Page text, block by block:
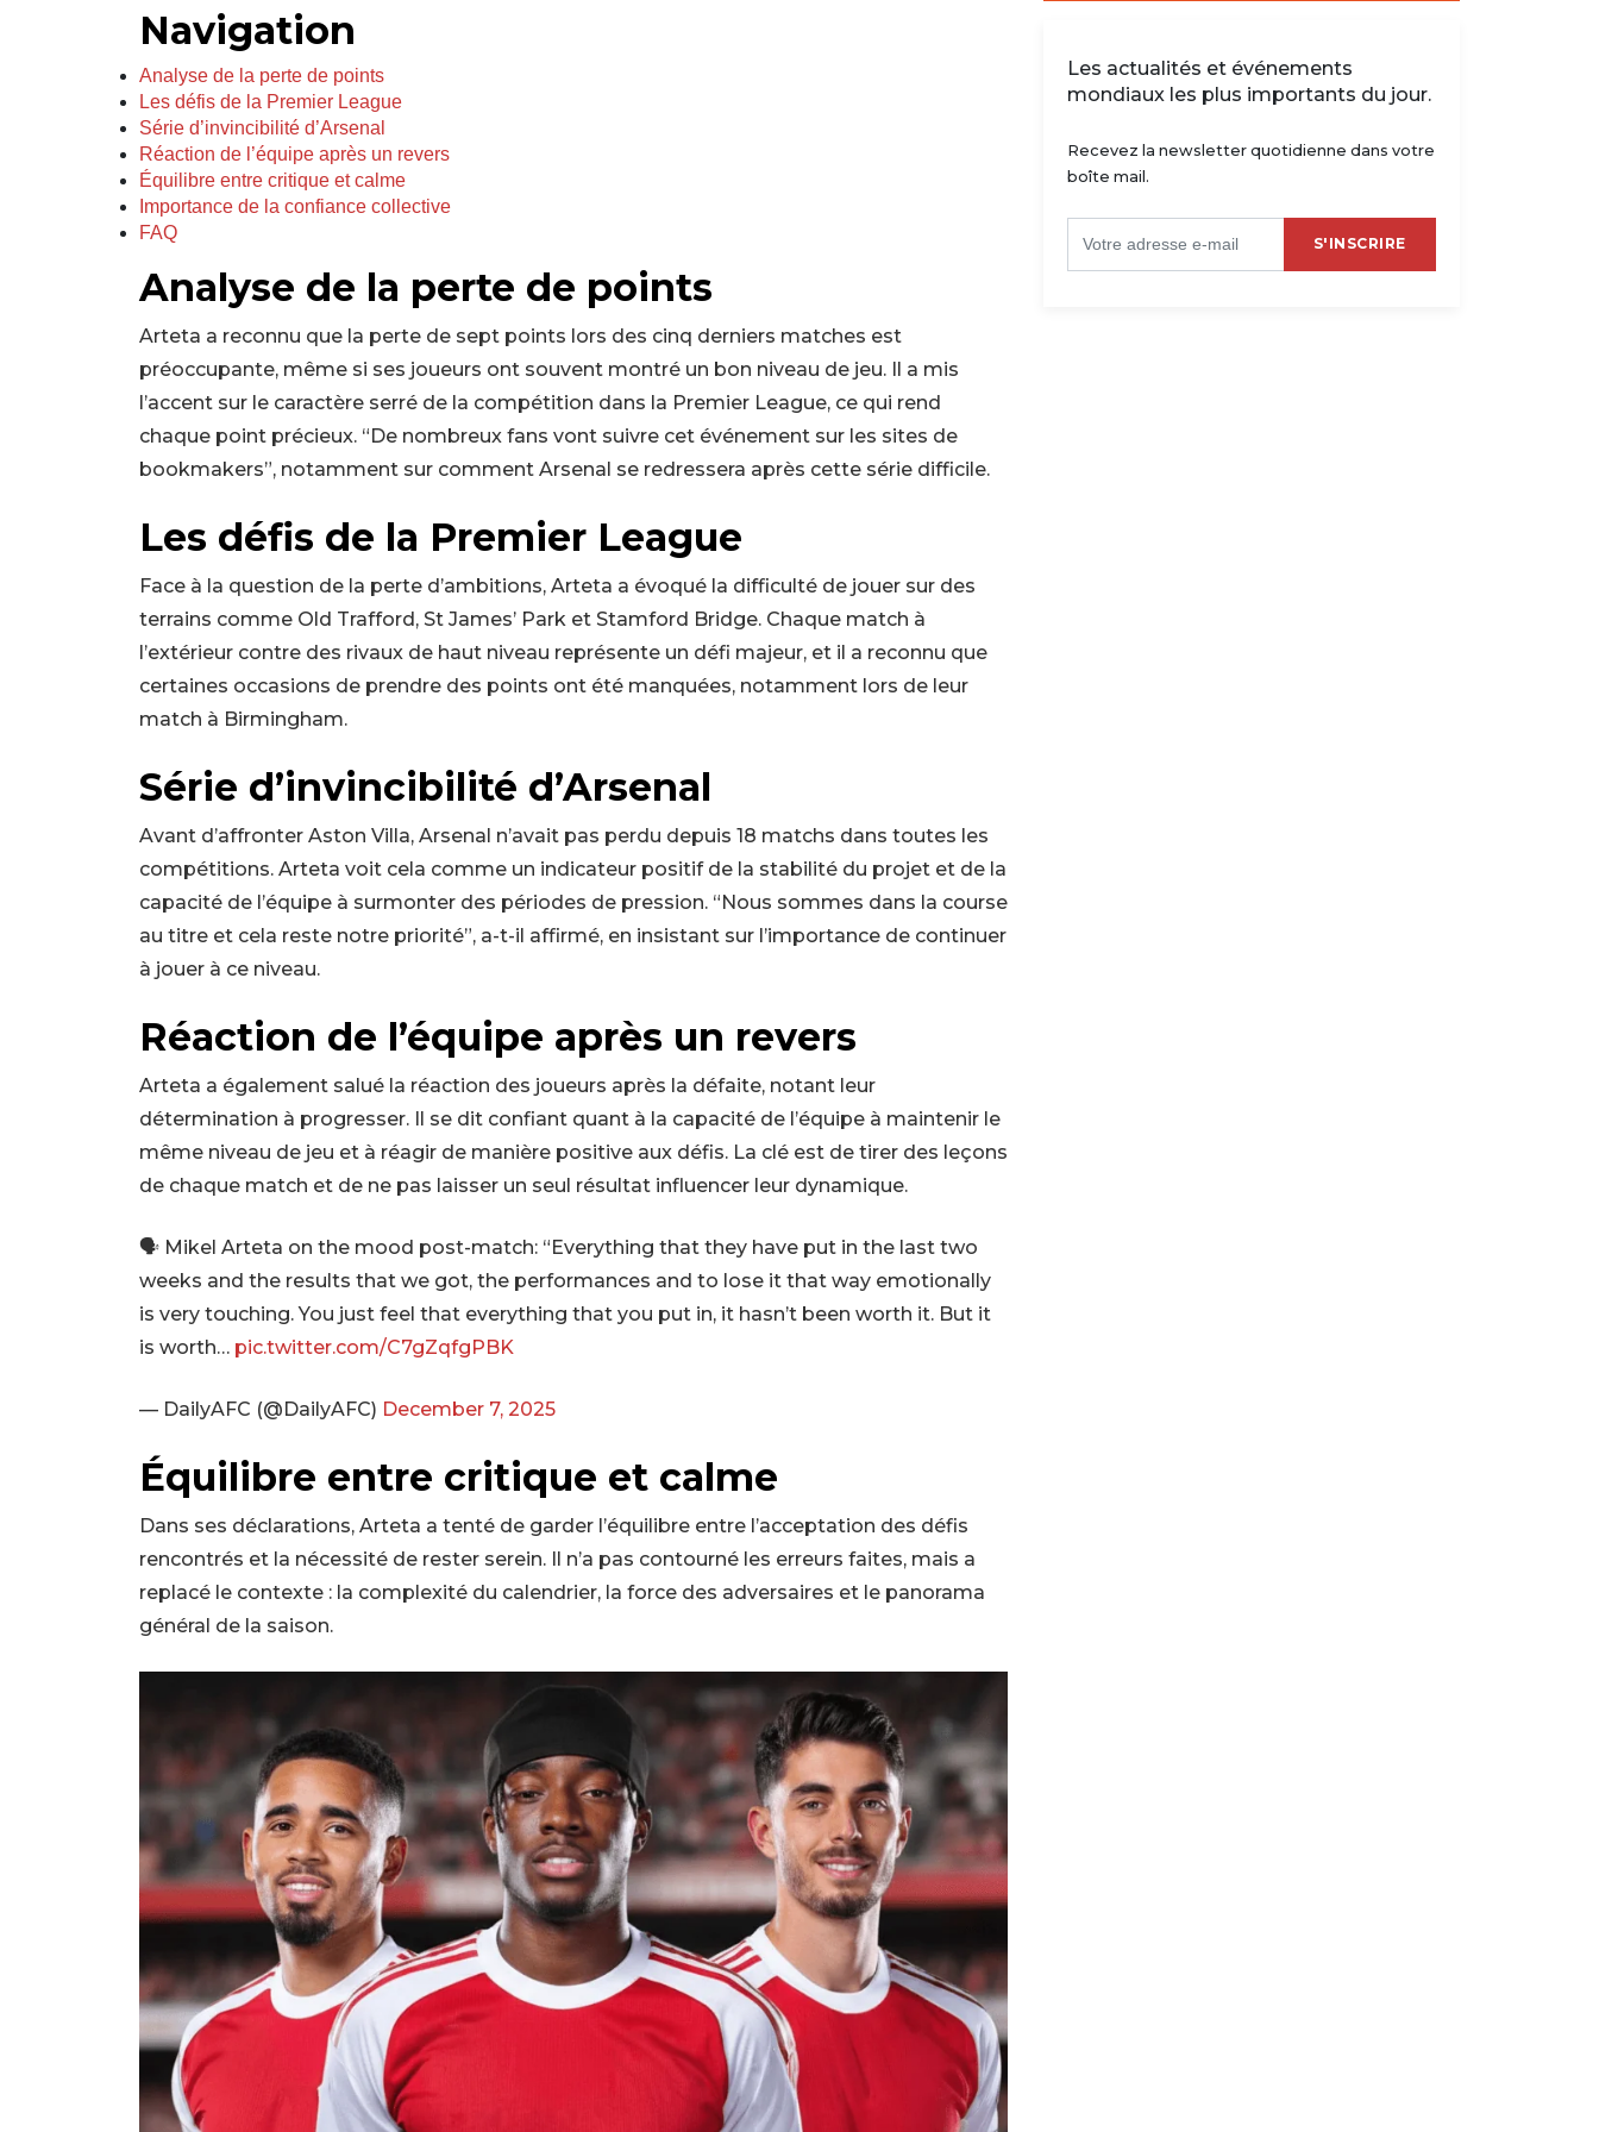
Navigation
Analyse de la perte de points
Les défis de la Premier League
Série d’invincibilité d’Arsenal
Réaction de l’équipe après un revers
Équilibre entre critique et calme
Importance de la confiance collective
FAQ
Analyse de la perte de points
Arteta a reconnu que la perte de sept points lors des cinq derniers matches est
préoccupante, même si ses joueurs ont souvent montré un bon niveau de jeu. Il a mis
l’accent sur le caractère serré de la compétition dans la Premier League, ce qui rend
chaque point précieux. “De nombreux fans vont suivre cet événement sur les sites de
bookmakers”, notamment sur comment Arsenal se redressera après cette série difficile.
Les défis de la Premier League
Face à la question de la perte d’ambitions, Arteta a évoqué la difficulté de jouer sur des
terrains comme Old Trafford, St James’ Park et Stamford Bridge. Chaque match à
l’extérieur contre des rivaux de haut niveau représente un défi majeur, et il a reconnu que
certaines occasions de prendre des points ont été manquées, notamment lors de leur
match à Birmingham.
Série d’invincibilité d’Arsenal
Avant d’affronter Aston Villa, Arsenal n’avait pas perdu depuis 18 matchs dans toutes les
compétitions. Arteta voit cela comme un indicateur positif de la stabilité du projet et de la
capacité de l’équipe à surmonter des périodes de pression. “Nous sommes dans la course
au titre et cela reste notre priorité”, a-t-il affirmé, en insistant sur l’importance de continuer
à jouer à ce niveau.
Réaction de l’équipe après un revers
Arteta a également salué la réaction des joueurs après la défaite, notant leur
détermination à progresser. Il se dit confiant quant à la capacité de l’équipe à maintenir le
même niveau de jeu et à réagir de manière positive aux défis. La clé est de tirer des leçons
de chaque match et de ne pas laisser un seul résultat influencer leur dynamique.
🗣️ Mikel Arteta on the mood post-match: “Everything that they have put in the last two
weeks and the results that we got, the performances and to lose it that way emotionally
is very touching. You just feel that everything that you put in, it hasn’t been worth it. But it
is worth… pic.twitter.com/C7gZqfgPBK
— DailyAFC (@DailyAFC) December 7, 2025
Équilibre entre critique et calme
Dans ses déclarations, Arteta a tenté de garder l’équilibre entre l’acceptation des défis
rencontrés et la nécessité de rester serein. Il n’a pas contourné les erreurs faites, mais a
replacé le contexte : la complexité du calendrier, la force des adversaires et le panorama
général de la saison.
Les actualités et événements
mondiaux les plus importants du jour.
Recevez la newsletter quotidienne dans votre
boîte mail.
S'INSCRIRE